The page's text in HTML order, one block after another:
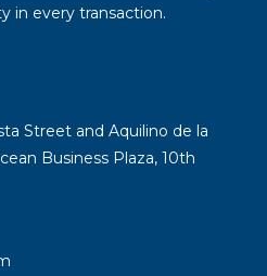
in every transaction.
Street and Aquilino de la
Business Plaza, 10th